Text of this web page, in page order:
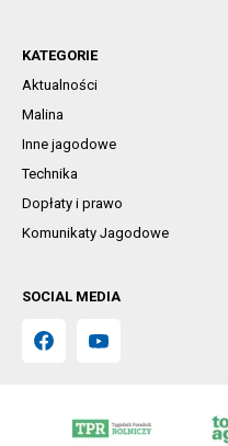
KATEGORIE
Aktualności
Malina
Inne jagodowe
Technika
Dopłaty i prawo
Komunikaty Jagodowe
SOCIAL MEDIA